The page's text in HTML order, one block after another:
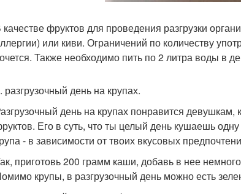
качестве фруктов для проведения разгрузки
или киви. Ограничений по количеству
Также необходимо пить по 2 литра воды в
разгрузочный день на крупах.
день на крупах понравится
Его в суть, что ты целый день кушаешь
- в зависимости от твоих вкусовых
приготовь 200 грамм каши, добавь в нее
крупы, в разгрузочный день можно есть